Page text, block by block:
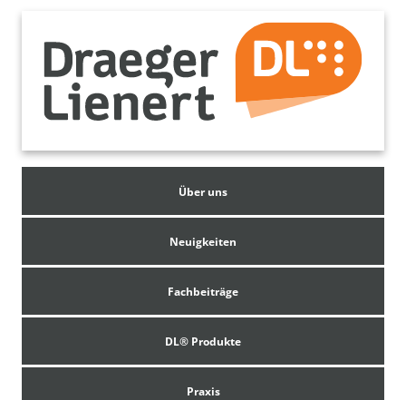
Über uns
Neuigkeiten
Fachbeiträge
DL® Produkte
Praxis